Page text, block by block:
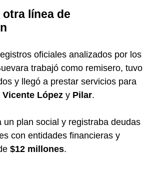
línea de
oficiales analizados por los
trabajó como remisero, tuvo
y llegó a prestar servicios para
Vicente López y Pilar.
un plan social y registraba deudas
con entidades financieras y
$12 millones.